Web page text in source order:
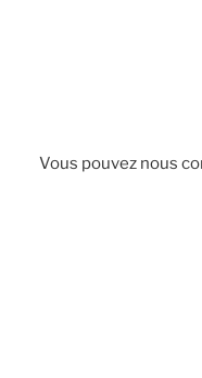
Vous pouvez nous